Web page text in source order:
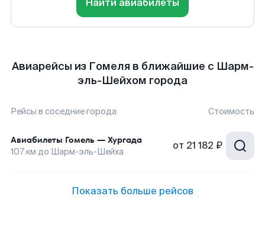
Найти авиабилеты
Авиарейсы из Гомеля в ближайшие с Шарм-
эль-Шейхом города
Рейсы в соседние города Стоимость
Авиабилеты Гомель — Хургада
107км до Шарм-эль-Шейха от 21 182 ₽
Показать больше рейсов